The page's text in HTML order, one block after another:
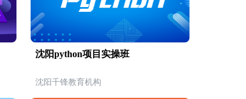
沈阳python项目实操班
沈阳千锋教育机构